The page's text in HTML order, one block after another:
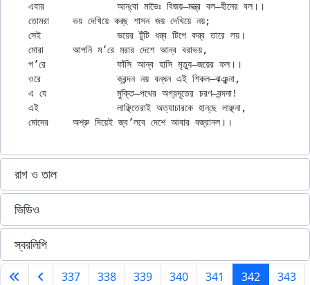
এবার		আন্‌বো মাভৈঃ বিজয়–মন্ত্র বল–হীনের বল।।
তোমরা	ভয় দেখিয়ে কর্‌ছ শাসন জয় দেখিয়ে নয়;
সেই		ভয়ের টুঁটি ধর্‌ব টিপে কর্‌ব তারে লয়।
মোরা 	আপনি ম’রে মরার দেশে আন্‌ব বরাভয়,
প’রে		ফাঁসি আন্‌ব হাসি মৃত্যু–জয়ের ফল।।
ওরে 		ক্রন্দন নয় বন্ধন এই শিকল–ঝঞ্ঝনা,
এ যে		মুক্তি–পথের অগ্রদূতের চরণ–বন্দনা!
এই		লাঞ্ছিতেরাই অত্যাচারকে হান্‌ছে লাঞ্ছনা,
রাগ ও তাল
ভিডিও
স্বরলিপি
337 338 339 340 341 342 343